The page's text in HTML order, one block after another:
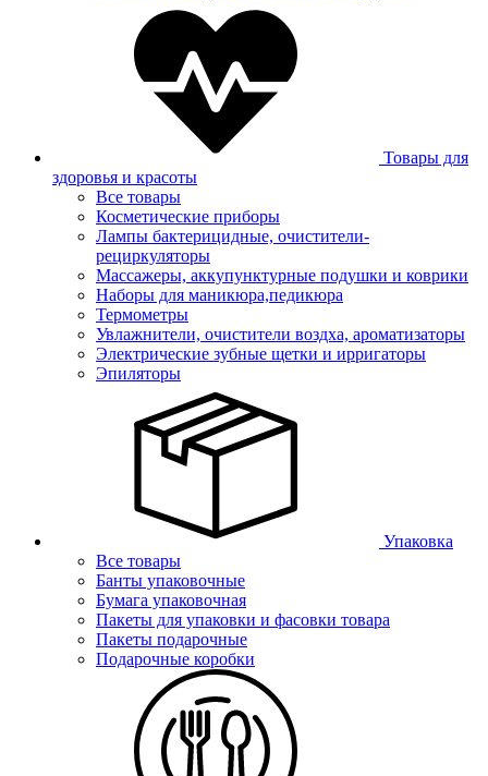
Товары для
здоровья и красоты
Все товары
Косметические приборы
Лампы бактерицидные, очистители-
рециркуляторы
Массажеры, аккупунктурные подушки и коврики
Наборы для маникюра,педикюра
Термометры
Увлажнители, очистители воздха, ароматизаторы
Электрические зубные щетки и ирригаторы
Эпиляторы
Упаковка
Все товары
Банты упаковочные
Бумага упаковочная
Пакеты для упаковки и фасовки товара
Пакеты подарочные
Подарочные коробки